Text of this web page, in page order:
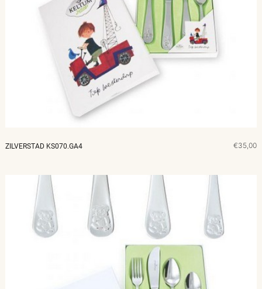
ZILVERSTAD KS070.GA4 €35,00